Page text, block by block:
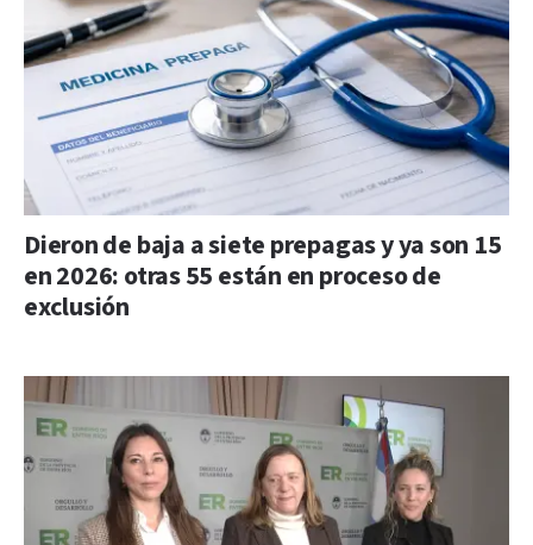
Dieron de baja a siete prepagas y ya son 15
en 2026: otras 55 están en proceso de
exclusión